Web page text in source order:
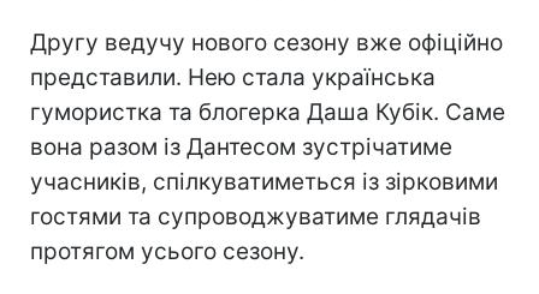
Другу ведучу нового сезону вже офіційно
представили. Нею стала українська
гумористка та блогерка Даша Кубік. Саме
вона разом із Дантесом зустрічатиме
учасників, спілкуватиметься із зірковими
гостями та супроводжуватиме глядачів
протягом усього сезону.